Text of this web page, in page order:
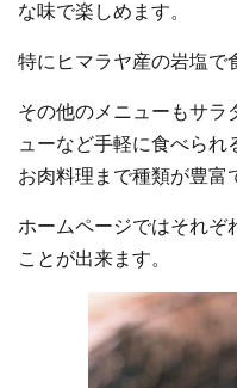
な味で楽しめます。
特にヒマラヤ産の岩塩で
その他のメニューもサラ
ューなど手軽に食べられ
お肉料理まで種類が豊富
ホームページではそれぞ
ことが出来ます。